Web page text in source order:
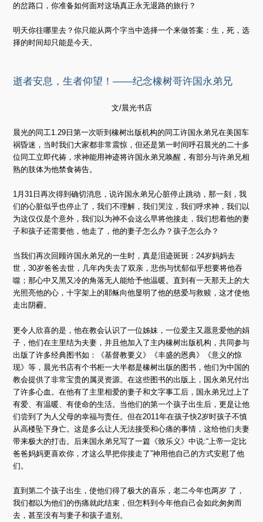
的岔路口，你准备如何面对这场真正永无退路的旅行？
明天你往哪里去？你只能从两个字当中选择一个来做答案：生，死，选
择的时间却只能是今天。
逝者安息，生者仰望！——纪念橡树哥许国永弟兄
文/晨光书店
晨光的同工1.29日第一次听到橡树出版机构的同工许国永弟兄在美国车
祸昏迷，当时我们大家都非常震惊，但还是第一时间呼召晨光的二十多
位同工立即代祷，求神能用神迹将许国永弟兄唤醒，有部分与许弟兄相
熟的肢体为他禁食祷告。
1月31日再次得到确切消息，说许国永弟兄心脏停止跳动，那一刻，我
们的心脏似乎也停止了，我们不理解，我们哭泣，我们呼求神，我们以
为这仅仅是个意外，我们以为神不会这么早将他接走，我们想着他的妻
子和孩子还需要他，他走了，他的妻子怎么办？孩子怎么办？
当我们再次回顾许国永弟兄的一生时，真是泪迹斑斑：24岁妈妈去
世，30岁爸爸去世，几年内失去了双亲，悲伤与忧郁似乎想要将他吞
噬；那心中又黑又冷的角落无人能给予他温暖。直到有一天那天上的大
光照亮他的心，十字架上的耶稣向他显明了他的慈爱与救赎，这才使他
走出阴霾。
更令人欣喜的是，他在教会认识了一位姊妹，一位爱主又愿意爱他的娟
子，他们在主里结为夫妻，并且他加入了主内橡树出版机构，共同参与
出版了许多经典图书如：《基督教要义》《丰盛的恩典》《意义的惊
现》等，晨光书店有个书柜一大半都是橡树出版的图书，他们为中国的
教会提供了非常宝贵的属灵资源。在这些图书的出版上，国永弟兄付出
了许多心血。在他有了主里相爱的妻子和文字事工后，国永弟兄过上了
有爱、有温暖、有使命的生活。当他们的第一个孩子出生后，更是让他
们尝到了为人父母的幸福与责任。但在2011年在孩子快2岁时孩子不慎
从高楼坠下身亡。这是多么让人无法接受和心痛的事情，这给他们夫妻
带来极大的打击。后来国永弟兄写了一篇《致乐义》中说:“上帝一定比
爸爸妈妈更喜欢你，才这么早把你接走了”神用他自己的方式安慰了他
们。
直到第二个孩子出生，使他们得了极大的喜乐，老二今年也两岁 了，
我们都以为他们的伤痛就此结束，但怎料到今年他自己会如此匆匆而
去，甚至没有与妻子和孩子道别。